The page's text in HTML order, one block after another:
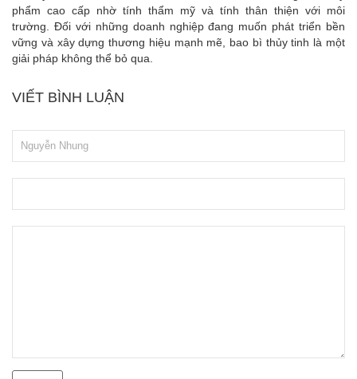
phẩm cao cấp nhờ tính thẩm mỹ và tính thân thiện với môi
trường. Đối với những doanh nghiệp đang muốn phát triển bền
vững và xây dựng thương hiệu mạnh mẽ, bao bì thủy tinh là một
giải pháp không thể bỏ qua.
VIẾT BÌNH LUẬN